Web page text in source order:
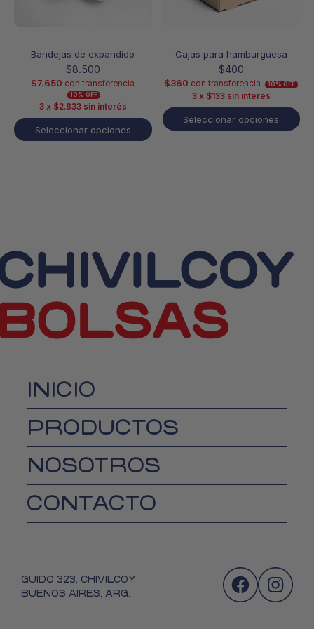
Bandejas de expandido
$8.500
$7.650 con transferencia
10% OFF
3 x $2.833 sin interés
Seleccionar opciones
Cajas para hamburguesa
$400
$360 con transferencia 10% OFF
3 x $133 sin interés
Seleccionar opciones
la
INICIO
PRODUCTOS
NOSOTROS
CONTACTO
GUIDO 323, CHIVILCOY
BUENOS AIRES, ARG.